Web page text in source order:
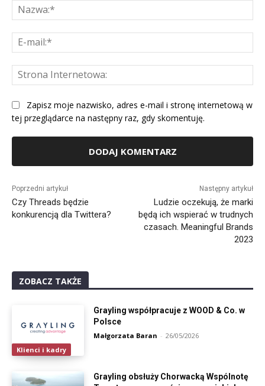
Zapisz moje nazwisko, adres e-mail i stronę internetową w
tej przeglądarce na następny raz, gdy skomentuję.
Poprzedni artykuł
Czy Threads będzie
konkurencją dla Twittera?
Następny artykuł
Ludzie oczekują, że marki
będą ich wspierać w trudnych
czasach. Meaningful Brands
2023
ZOBACZ TAKŻE
Klienci i kadry
Grayling współpracuje z WOOD & Co. w
Polsce
Małgorzata Baran - 26/05/2026
Grayling obsłuży Chorwacką Wspólnotę